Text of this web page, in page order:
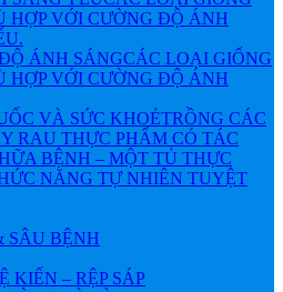
HỢP VỚI CƯỜNG ĐỘ ÁNH
ÁNH SÁNGCÁC LOẠI GIỐNG
HỢP VỚI CƯỜNG ĐỘ ÁNH
VÀ SỨC KHOẺTRỒNG CÁC
RAU THỰC PHẨM CÓ TÁC
BỆNH – MỘT TỦ THỰC
NĂNG TỰ NHIÊN TUYỆT
SÂU BỆNH
KIẾN – RỆP SÁP